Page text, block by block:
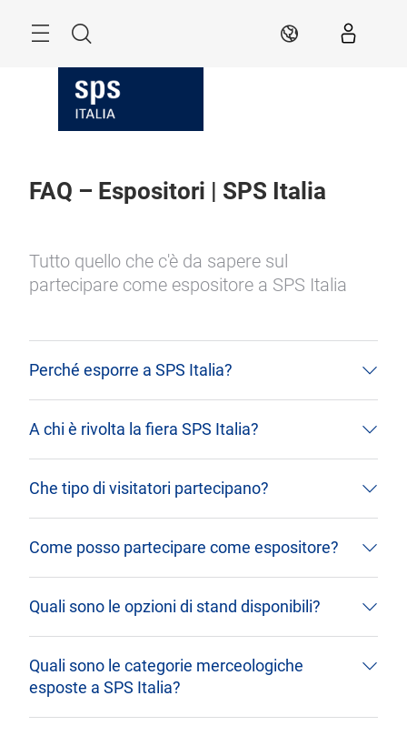
Search IT
FAQ – Espositori | SPS Italia
Tutto quello che c'è da sapere sul
partecipare come espositore a SPS Italia
Perché esporre a SPS Italia?
A chi è rivolta la fiera SPS Italia?
Che tipo di visitatori partecipano?
Come posso partecipare come espositore?
Quali sono le opzioni di stand disponibili?
Quali sono le categorie merceologiche
esposte a SPS Italia?